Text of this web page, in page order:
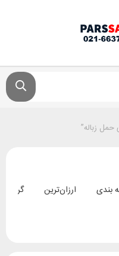
ارزان‌ترین گران‌ترین